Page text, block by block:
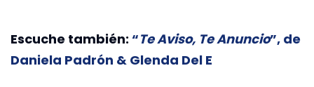
Escuche también: “Te Aviso, Te Anuncio”, de
Daniela Padrón & Glenda Del E